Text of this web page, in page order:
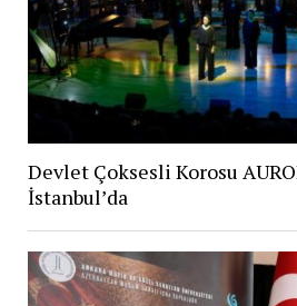
Devlet Çoksesli Korosu
İstanbul’da